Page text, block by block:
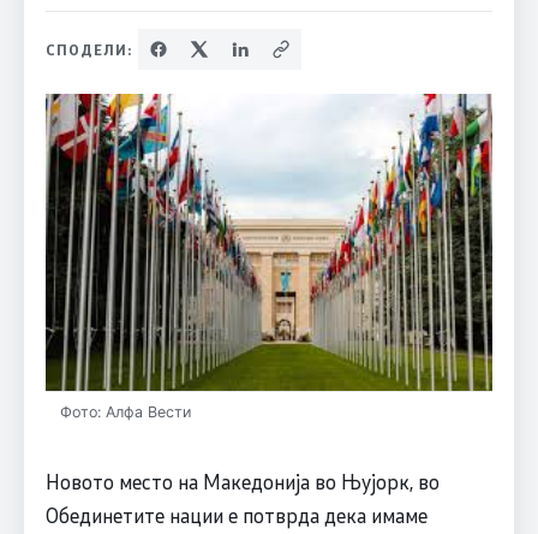
СПОДЕЛИ:
Фото: Алфа Вести
Новото место на Македонија во Њујорк, во
Обединетите нации е потврда дека имаме